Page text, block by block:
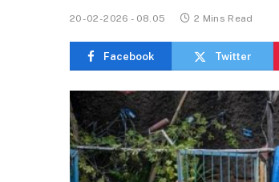
20-02-2026 - 08.05 2 Mins Read
Facebook Twitter